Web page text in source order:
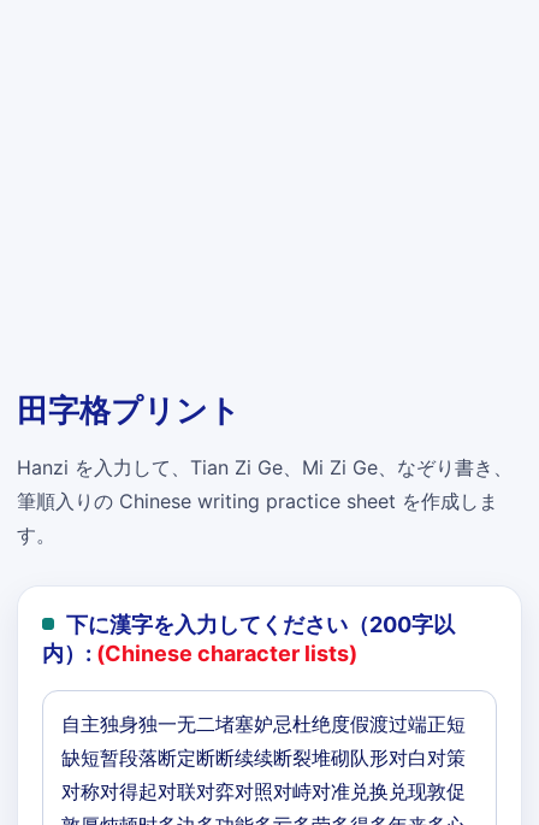
田字格プリント
Hanzi を入力して、Tian Zi Ge、Mi Zi Ge、なぞり書き、
筆順入りの Chinese writing practice sheet を作成しま
す。
下に漢字を入力してください（200字以
内）: (Chinese character lists)